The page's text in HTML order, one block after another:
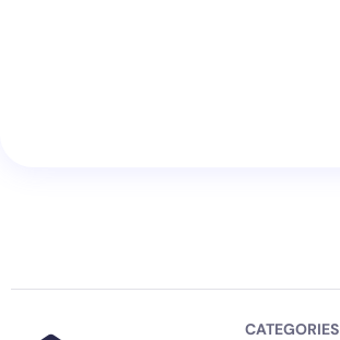
CATEGORIES